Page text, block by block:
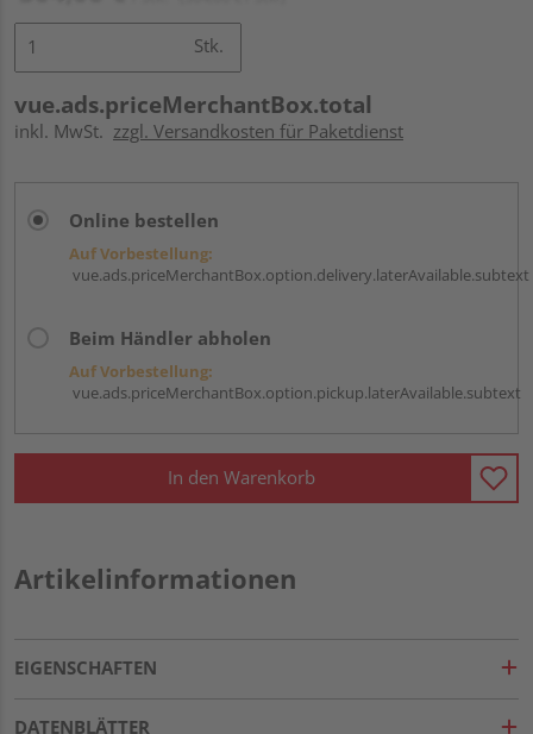
Stk.
vue.ads.priceMerchantBox.total
inkl. MwSt. zzgl. Versandkosten für Paketdienst
Online bestellen
Auf Vorbestellung:
vue.ads.priceMerchantBox.option.delivery.laterAvailable.subtext
Beim Händler abholen
Auf Vorbestellung:
vue.ads.priceMerchantBox.option.pickup.laterAvailable.subtext
In den Warenkorb
Artikelinformationen
EIGENSCHAFTEN
DATENBLÄTTER